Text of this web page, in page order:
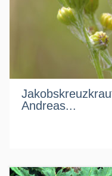
Andreas...